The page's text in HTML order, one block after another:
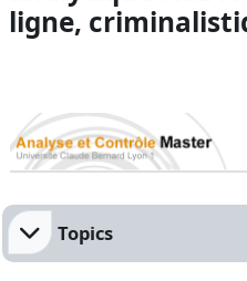
ligne,
Topics